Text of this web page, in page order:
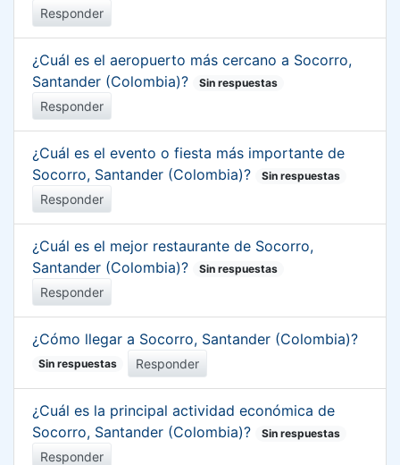
Responder
¿Cuál es el aeropuerto más cercano a Socorro,
Santander (Colombia)?
Sin respuestas
Responder
¿Cuál es el evento o fiesta más importante de
Socorro, Santander (Colombia)?
Sin respuestas
Responder
¿Cuál es el mejor restaurante de Socorro,
Santander (Colombia)?
Sin respuestas
Responder
¿Cómo llegar a Socorro, Santander (Colombia)?
Sin respuestas Responder
¿Cuál es la principal actividad económica de
Socorro, Santander (Colombia)?
Sin respuestas
Responder